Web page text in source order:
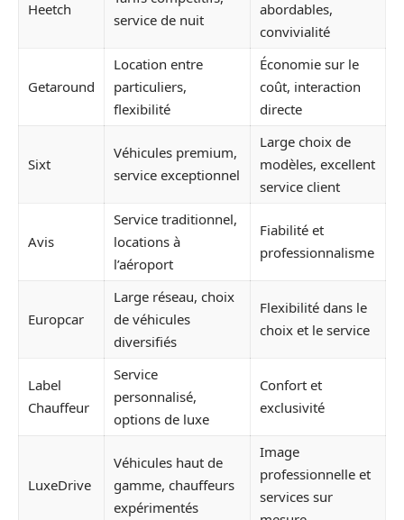
Heetch
service de nuit
abordables,
convivialité
Getaround
Location entre
particuliers,
flexibilité
Économie sur le
coût, interaction
directe
Sixt
Véhicules premium,
service exceptionnel
Large choix de
modèles, excellent
service client
Avis
Service traditionnel,
locations à
l’aéroport
Fiabilité et
professionnalisme
Europcar
Large réseau, choix
de véhicules
diversifiés
Flexibilité dans le
choix et le service
Label
Chauffeur
Service
personnalisé,
options de luxe
Confort et
exclusivité
LuxeDrive
Véhicules haut de
gamme, chauffeurs
expérimentés
Image
professionnelle et
services sur